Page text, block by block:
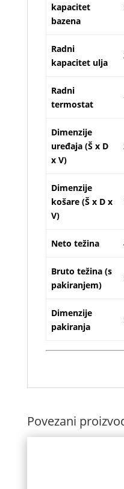
kapacitet
bazena
Radni
kapacitet ulja
Radni
termostat
Dimenzije
uređaja (Š x D
x V)
Dimenzije
košare (Š x D x
V)
Neto težina
Bruto težina (s
pakiranjem)
Dimenzije
pakiranja
Povezani